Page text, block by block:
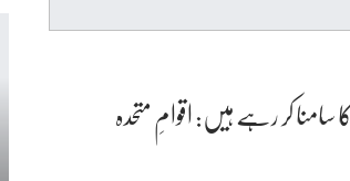
سامنا کر رہے ہیں: اقوامِ متحدہ